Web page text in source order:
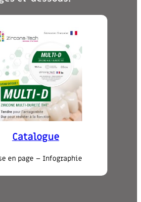
Catalogue
en page – Infographie